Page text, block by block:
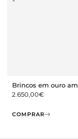
Brincos em ouro
2.650,00€
COMPRAR